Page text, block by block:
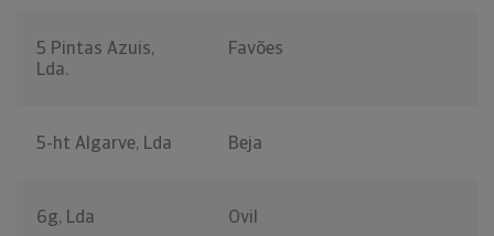
5 Pintas Azuis,
Lda.
Favões
5-ht Algarve, Lda Beja
6g, Lda Ovil